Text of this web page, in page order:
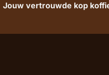
Jouw vertrouwde kop